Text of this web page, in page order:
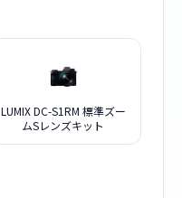
LUMIX DC-S1RM 標準ズー
ムSレンズキット